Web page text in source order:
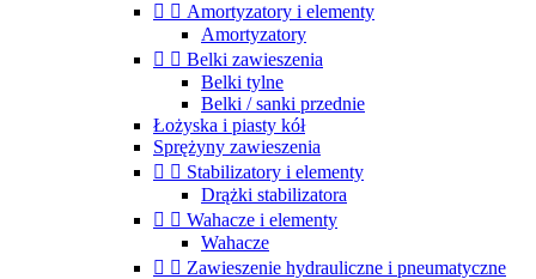
  Amortyzatory i elementy
Amortyzatory
  Belki zawieszenia
Belki tylne
Belki / sanki przednie
Łożyska i piasty kół
Sprężyny zawieszenia
  Stabilizatory i elementy
Drążki stabilizatora
  Wahacze i elementy
Wahacze
  Zawieszenie hydrauliczne i pneumatyczne